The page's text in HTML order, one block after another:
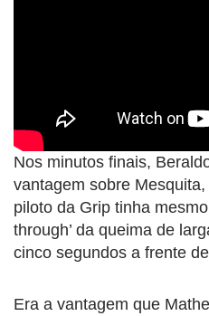
Nos minutos finais,
vantagem sobre
piloto da Grip tinha
through’ da queima de
cinco segundos a frente
Era a vantagem que